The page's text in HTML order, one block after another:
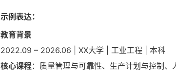
示例表达：
教育背景
2022.09 – 2026.06 | XX大学 | 工业工程 | 本科
核心课程：质量管理与可靠性、生产计划与控制